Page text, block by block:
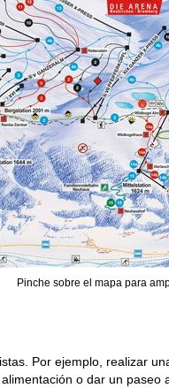
Pinche sobre el mapa para
Por ejemplo, realizar
o dar un